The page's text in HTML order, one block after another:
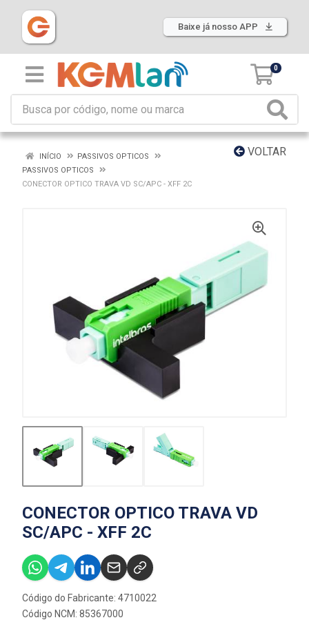
Baixe já nosso APP
0
VOLTAR
INÍCIO
PASSIVOS OPTICOS
PASSIVOS OPTICOS
CONECTOR OPTICO TRAVA VD SC/APC - XFF 2C
CONECTOR OPTICO TRAVA VD
SC/APC - XFF 2C
Código do Fabricante: 4710022
Código NCM: 85367000